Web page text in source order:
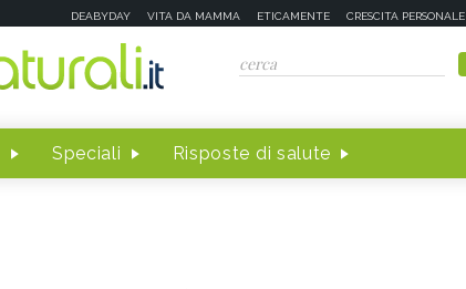
DEABYDAY VITA DA MAMMA ETICAMENTE CRESCITA PERSONALE
Speciali Risposte di salute